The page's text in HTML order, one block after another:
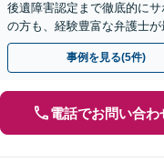
後遺障害認定まで徹底的に
の方も、経験豊富な弁護士
13拠点】お気軽にご相談く
事例を見る(5件)
電話でお問い合わ